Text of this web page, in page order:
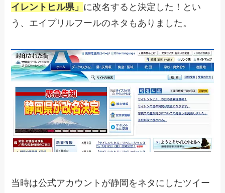
イレントヒル県」 に改名すると決定した！とい
う、エイプリルフールのネタもありました。
当時は公式アカウントが静岡をネタにしたツイー